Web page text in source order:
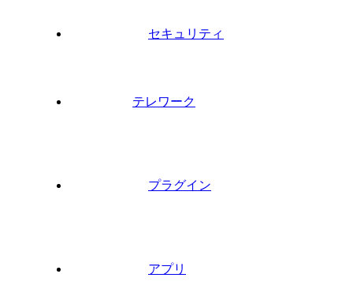
セキュリティ
テレワーク
プラグイン
アプリ